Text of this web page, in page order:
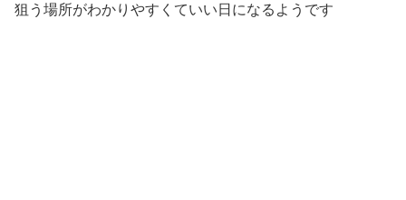
狙う場所がわかりやすくていい日になるようです